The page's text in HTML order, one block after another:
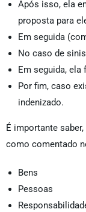
Após isso, ela
proposta para
Em seguida
No caso de
Em seguida,
Por fim, caso
indenizado.
É importante
como comentado
Bens
Pessoas